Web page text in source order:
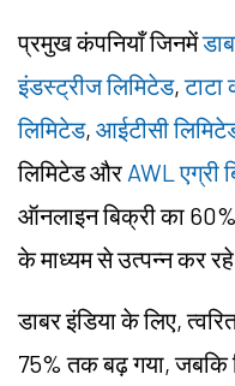
प्रमुख कंपनियाँ जिनमें
इंडस्ट्रीज लिमिटेड,
लिमिटेड, आईटीसी
लिमिटेड और AWL एग्री
ऑनलाइन बिक्री का 60%
के माध्यम से उत्पन्न कर
डाबर इंडिया के लिए,
75% तक बढ़ गया, जबकि